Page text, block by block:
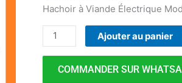
Hachoir à Viande Électrique
à
Électrique
5513
Ajouter au panier
COMMANDER SUR